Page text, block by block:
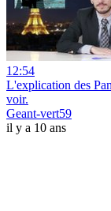
12:54
L'explication des
voir.
Geant-vert59
il y a 10 ans